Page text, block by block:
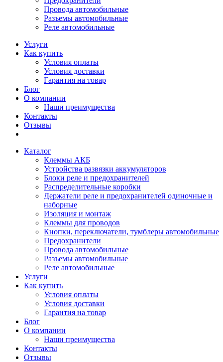
Провода автомобильные
Разъемы автомобильные
Реле автомобильные
Услуги
Как купить
Условия оплаты
Условия доставки
Гарантия на товар
Блог
О компании
Наши преимущества
Контакты
Отзывы
Каталог
Клеммы АКБ
Устройства развязки аккумуляторов
Блоки реле и предохранителей
Распределительные коробки
Держатели реле и предохранителей одиночные и
наборные
Изоляция и монтаж
Клеммы для проводов
Кнопки, переключатели, тумблеры автомобильные
Предохранители
Провода автомобильные
Разъемы автомобильные
Реле автомобильные
Услуги
Как купить
Условия оплаты
Условия доставки
Гарантия на товар
Блог
О компании
Наши преимущества
Контакты
Отзывы